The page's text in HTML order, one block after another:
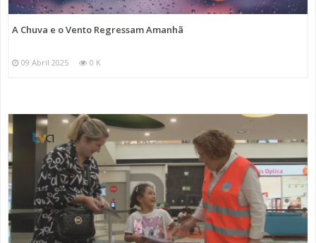
A Chuva e o Vento Regressam Amanhã
09 Abril 2025 0 K